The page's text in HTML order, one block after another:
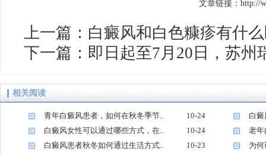
文章链接：http://
上一篇： 白癜风和白色糠疹有什
下一篇： 即日起至7月20日，苏州
相关阅读
1 青年白癜风患者，如何在秋冬季节.. 10-24 2 白
3 白癜风女性可以通过哪些方式，在.. 10-24 4 老年
5 白癜风患者秋冬如何通过生活方式.. 10-23 6 为